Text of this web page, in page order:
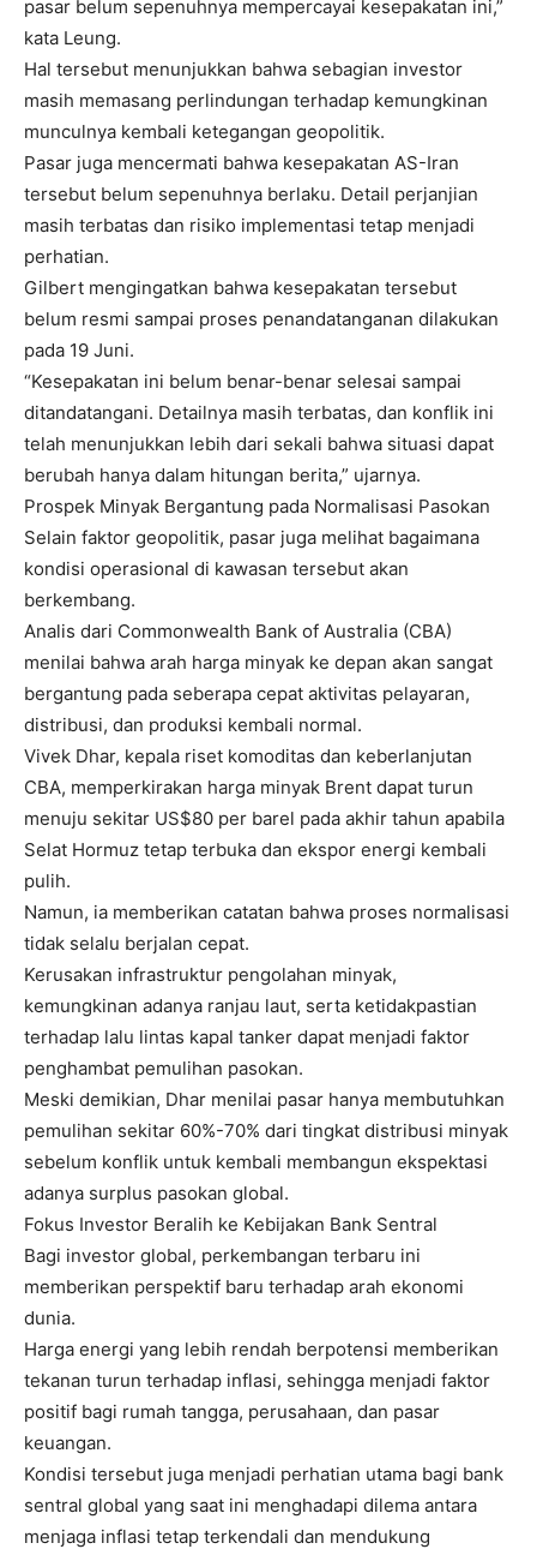
pasar belum sepenuhnya mempercayai kesepakatan ini,”
kata Leung.
Hal tersebut menunjukkan bahwa sebagian investor
masih memasang perlindungan terhadap kemungkinan
munculnya kembali ketegangan geopolitik.
Pasar juga mencermati bahwa kesepakatan AS-Iran
tersebut belum sepenuhnya berlaku. Detail perjanjian
masih terbatas dan risiko implementasi tetap menjadi
perhatian.
Gilbert mengingatkan bahwa kesepakatan tersebut
belum resmi sampai proses penandatanganan dilakukan
pada 19 Juni.
“Kesepakatan ini belum benar-benar selesai sampai
ditandatangani. Detailnya masih terbatas, dan konflik ini
telah menunjukkan lebih dari sekali bahwa situasi dapat
berubah hanya dalam hitungan berita,” ujarnya.
Prospek Minyak Bergantung pada Normalisasi Pasokan
Selain faktor geopolitik, pasar juga melihat bagaimana
kondisi operasional di kawasan tersebut akan
berkembang.
Analis dari Commonwealth Bank of Australia (CBA)
menilai bahwa arah harga minyak ke depan akan sangat
bergantung pada seberapa cepat aktivitas pelayaran,
distribusi, dan produksi kembali normal.
Vivek Dhar, kepala riset komoditas dan keberlanjutan
CBA, memperkirakan harga minyak Brent dapat turun
menuju sekitar US$80 per barel pada akhir tahun apabila
Selat Hormuz tetap terbuka dan ekspor energi kembali
pulih.
Namun, ia memberikan catatan bahwa proses normalisasi
tidak selalu berjalan cepat.
Kerusakan infrastruktur pengolahan minyak,
kemungkinan adanya ranjau laut, serta ketidakpastian
terhadap lalu lintas kapal tanker dapat menjadi faktor
penghambat pemulihan pasokan.
Meski demikian, Dhar menilai pasar hanya membutuhkan
pemulihan sekitar 60%-70% dari tingkat distribusi minyak
sebelum konflik untuk kembali membangun ekspektasi
adanya surplus pasokan global.
Fokus Investor Beralih ke Kebijakan Bank Sentral
Bagi investor global, perkembangan terbaru ini
memberikan perspektif baru terhadap arah ekonomi
dunia.
Harga energi yang lebih rendah berpotensi memberikan
tekanan turun terhadap inflasi, sehingga menjadi faktor
positif bagi rumah tangga, perusahaan, dan pasar
keuangan.
Kondisi tersebut juga menjadi perhatian utama bagi bank
sentral global yang saat ini menghadapi dilema antara
menjaga inflasi tetap terkendali dan mendukung